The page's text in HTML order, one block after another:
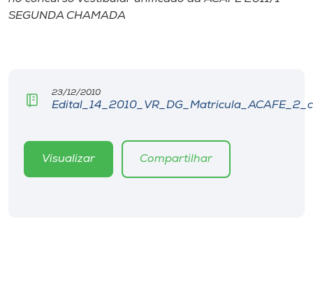
CPA
Editora
Museu
SEGUNDA CHAMADA
23/12/2010
Visualizar Compartilhar